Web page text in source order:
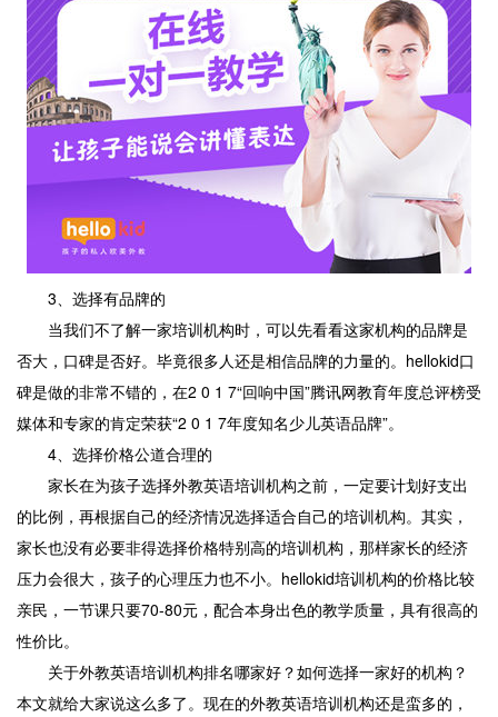
3、选择有品牌的
当我们不了解一家培训机构时，可以先看看这家机构的品牌是
否大，口碑是否好。毕竟很多人还是相信品牌的力量的。hellokid口
碑是做的非常不错的，在2 0 1 7“回响中国”腾讯网教育年度总评榜受
媒体和专家的肯定荣获“2 0 1 7年度知名少儿英语品牌”。
4、选择价格公道合理的
家长在为孩子选择外教英语培训机构之前，一定要计划好支出
的比例，再根据自己的经济情况选择适合自己的培训机构。其实，
家长也没有必要非得选择价格特别高的培训机构，那样家长的经济
压力会很大，孩子的心理压力也不小。hellokid培训机构的价格比较
亲民，一节课只要70-80元，配合本身出色的教学质量，具有很高的
性价比。
关于外教英语培训机构排名哪家好？如何选择一家好的机构？
本文就给大家说这么多了。现在的外教英语培训机构还是蛮多的，